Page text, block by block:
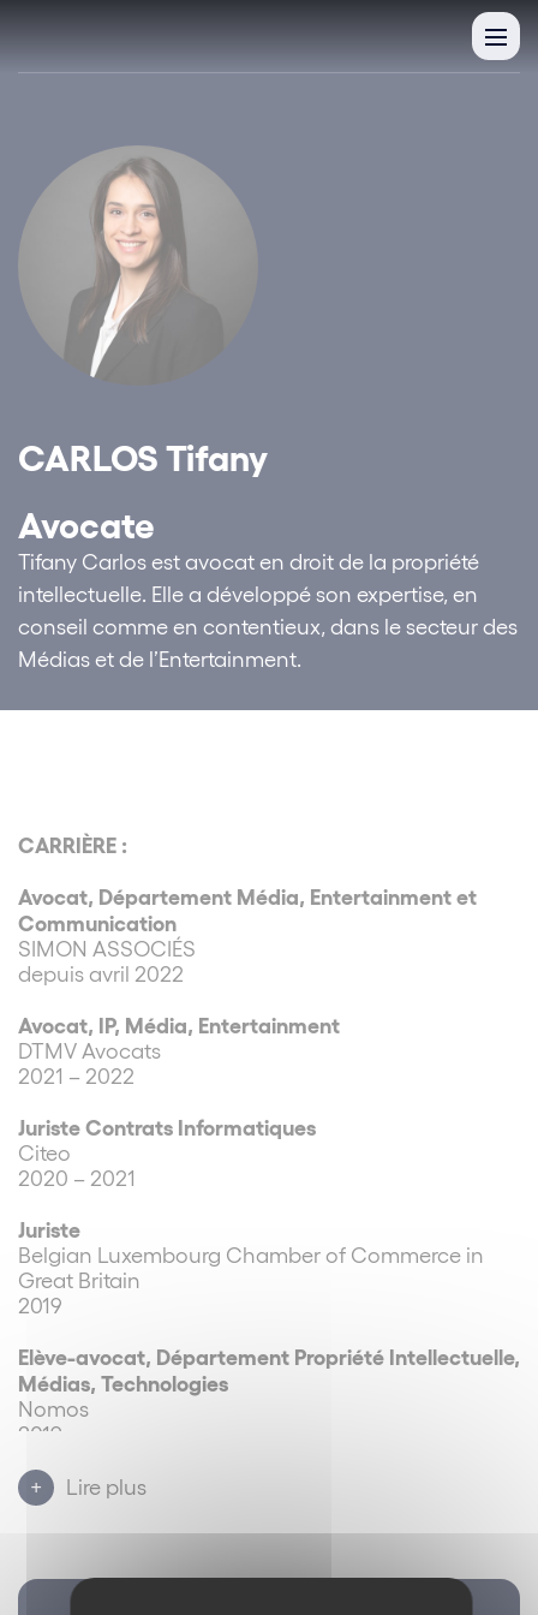
CARLOS Tifany
Avocate
Tifany Carlos est avocat en droit de la propriété
intellectuelle. Elle a développé son expertise, en
conseil comme en contentieux, dans le secteur des
Médias et de l’Entertainment.
CARRIÈRE :
Avocat, Département Média, Entertainment et
Communication
SIMON ASSOCIÉS
depuis avril 2022
Avocat, IP, Média, Entertainment
DTMV Avocats
2021 – 2022
Juriste Contrats Informatiques
Citeo
2020 – 2021
Juriste
Belgian Luxembourg Chamber of Commerce in
Great Britain
2019
Elève-avocat, Département Propriété Intellectuelle,
Médias, Technologies
Nomos
2019
Juriste stagiaire Droit de la presse
Lagardère Active
Juriste stagiaire Legal & Business Affairs
Lire plus